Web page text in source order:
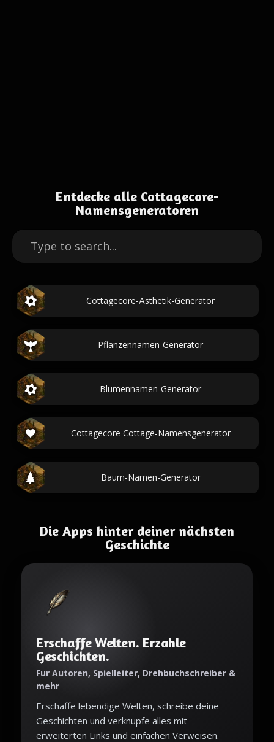
Entdecke alle Cottagecore-
Namensgeneratoren
Cottagecore-Ästhetik-Generator
Pflanzennamen-Generator
Blumennamen-Generator
Cottagecore Cottage-Namensgenerator
Baum-Namen-Generator
Die Apps hinter deiner nächsten
Geschichte
Erschaffe Welten. Erzahle
Geschichten.
Fur Autoren, Spielleiter, Drehbuchschreiber &
mehr
Erschaffe lebendige Welten, schreibe deine
Geschichten und verknupfe alles mit
erweiterten Links und einfachen Verweisen.